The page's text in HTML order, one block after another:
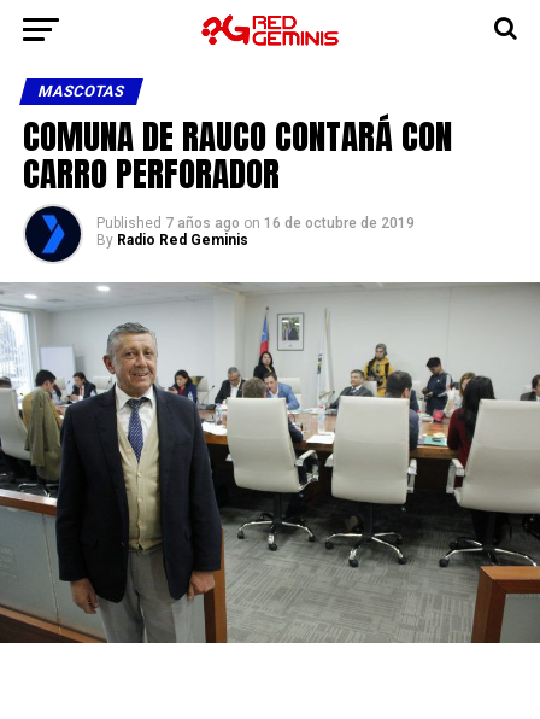
MASCOTAS
COMUNA DE RAUCO CONTARÁ CON
CARRO PERFORADOR
Published 7 años ago on 16 de octubre de 2019
By Radio Red Geminis